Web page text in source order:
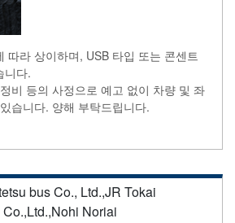
따라 상이하며, USB 타입 또는 콘센트
니다.
비 등의 사정으로 예고 없이 차량 및 좌
습니다. 양해 부탁드립니다.
bus Co., Ltd.,JR Tokai
Co.,Ltd.,Nohi Noriai